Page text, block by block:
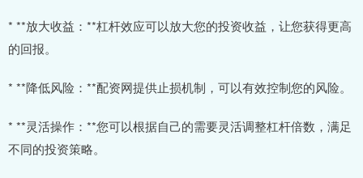
* **放大收益：**杠杆效应可以放大您的投资收益，让您获得更高
的回报。
* **降低风险：**配资网提供止损机制，可以有效控制您的风险。
* **灵活操作：**您可以根据自己的需要灵活调整杠杆倍数，满足
不同的投资策略。